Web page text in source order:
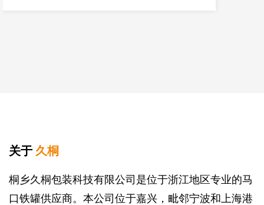
关于 久桐
桐乡久桐包装科技有限公司是位于浙江地区专业的马
口铁罐供应商。本公司位于嘉兴，毗邻宁波和上海港